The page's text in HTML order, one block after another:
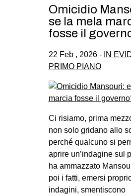
Omicidio
se la mela
fosse il
22 Feb , 2026 - IN
PRIMO PIANO
Ci risiamo, prima
non solo gridano allo
perché qualcuno si
aprire un’indagine sul
ha ammazzato
poi i fatti, emersi
indagini, smentiscono